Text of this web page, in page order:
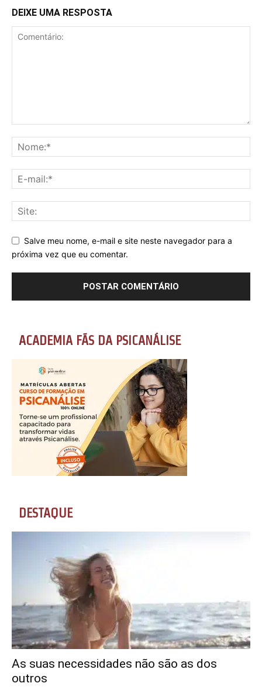
DEIXE UMA RESPOSTA
Salve meu nome, e-mail e site neste navegador para a
próxima vez que eu comentar.
ACADEMIA FÃS DA PSICANÁLISE
DESTAQUE
As suas necessidades não são as dos
outros